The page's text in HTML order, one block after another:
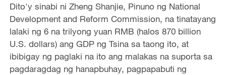
Dito'y sinabi ni Zheng Shanjie, Pinuno ng National
Development and Reform Commission, na tinatayang
lalaki ng 6 na trilyong yuan RMB (halos 870 billion
U.S. dollars) ang GDP ng Tsina sa taong ito, at
ibibigay ng paglaki na ito ang malakas na suporta sa
pagdaragdag ng hanapbuhay, pagpapabuti ng